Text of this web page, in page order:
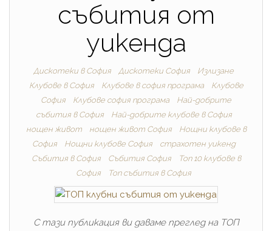
събития от
уикенда
Дискотеки в София Дискотеки София
Излизане
Клубове в София
Клубове в софия програма
Клубове
София
Клубове софия програма
Най-добрите
cъбития в София
Най-добрите клубове в София
нощен живот
нощен живот София
Нощни клубове в
София
Нощни клубове София
страхотен уикенд
Събития в София
Събития София
Топ 10 клубове в
София
Топ събития в София
С тази публикация ви даваме преглед на ТОП